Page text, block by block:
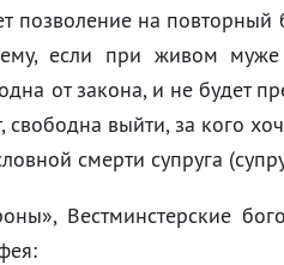
на повторный
если при живом
от закона, и не будет
выйти, за кого
смерти супруга
Вестминстерские